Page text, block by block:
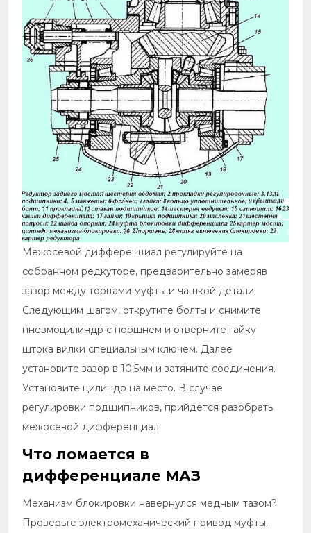
Межосевой дифференциал регулируйте на
собранном редкуторе, предварительно замеряв
зазор между торцами муфты и чашкой детали.
Следующим шагом, открутите болты и снимите
пневмоцилиндр с поршнем и отверните гайку
штока вилки специальным ключем. Далее
установите зазор в 10,5мм и затяните соединения.
Установите цилиндр на место. В случае
регулировки подшипников, прийдется разобрать
межосевой дифференциал.
Что ломается в
дифференциале МАЗ
Механизм блокировки навернулся медным тазом?
Проверьте электромеханический привод муфты.